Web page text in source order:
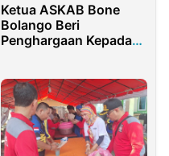
Ketua ASKAB Bone
Bolango Beri
Penghargaan Kepada
Bupati Cup U-18